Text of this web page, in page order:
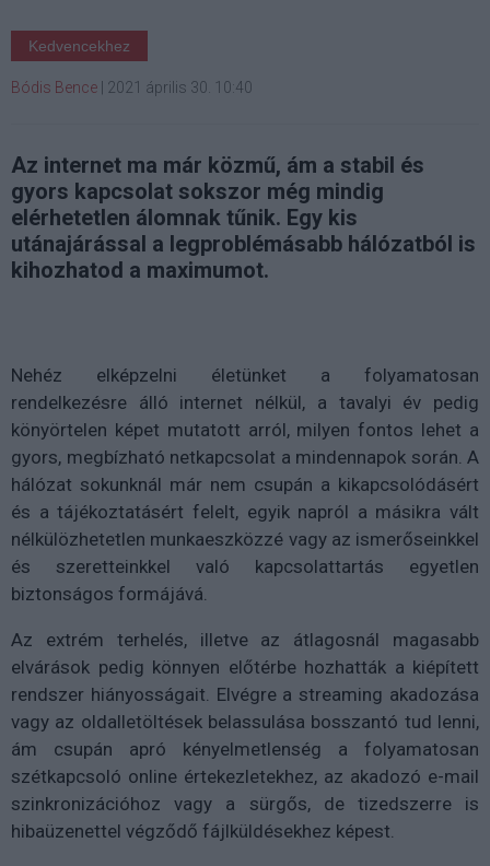
Kedvencekhez
Bódis Bence 2021 április 30. 10:40
Az internet ma már közmű, ám a stabil és
gyors kapcsolat sokszor még mindig
elérhetetlen álomnak tűnik. Egy kis
utánajárással a legproblémásabb hálózatból is
kihozhatod a maximumot.
Nehéz elképzelni életünket a folyamatosan
rendelkezésre álló internet nélkül, a tavalyi év pedig
könyörtelen képet mutatott arról, milyen fontos lehet a
gyors, megbízható netkapcsolat a mindennapok során. A
hálózat sokunknál már nem csupán a kikapcsolódásért
és a tájékoztatásért felelt, egyik napról a másikra vált
nélkülözhetetlen munkaeszközzé vagy az ismerőseinkkel
és szeretteinkkel való kapcsolattartás egyetlen
biztonságos formájává.
Az extrém terhelés, illetve az átlagosnál magasabb
elvárások pedig könnyen előtérbe hozhatták a kiépített
rendszer hiányosságait. Elvégre a streaming akadozása
vagy az oldalletöltések belassulása bosszantó tud lenni,
ám csupán apró kényelmetlenség a folyamatosan
szétkapcsoló online értekezletekhez, az akadozó e-mail
szinkronizációhoz vagy a sürgős, de tizedszerre is
hibaüzenettel végződő fájlküldésekhez képest.